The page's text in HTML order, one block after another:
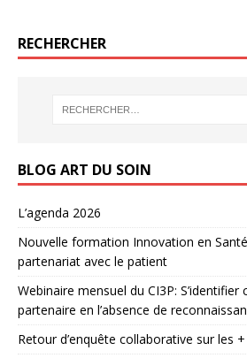
RECHERCHER
BLOG ART DU SOIN
L’agenda 2026
Nouvelle formation Innovation en
partenariat avec le patient
Webinaire mensuel du CI3P:
partenaire en l’absence de
Retour d’enquête collaborative sur les